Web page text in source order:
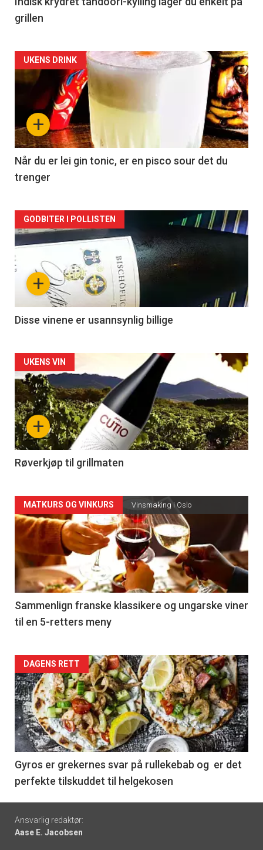
grillen
Forsiden
akkurat
nå
-
2
+
UKENS DRINK
Når du er lei gin tonic, er en pisco sour det du
trenger
Forsiden
akkurat
nå
3
+
GODBITER I POLLISTEN
Disse vinene er usannsynlig billige
Forsiden
akkurat
nå
-
4
+
UKENS VIN
Røverkjøp til grillmaten
Forsiden
akkurat
nå
-
5
MATKURS OG VINKURS Vinsmaking i Oslo
Sammenlign franske klassikere og ungarske viner
til en 5-retters meny
Forsiden
akkurat
nå
-
6
DAGENS RETT
Gyros er grekernes svar på rullekebab og er det
perfekte tilskuddet til helgekosen
Footer
-
Ansvarlig redaktør:
Aase E. Jacobsen